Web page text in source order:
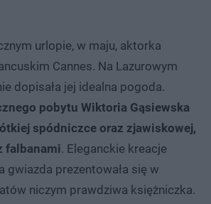
urlopie, w maju, aktorka
Cannes. Na Lazurowym
dopisała jej idealna pogoda.
pobytu Wiktoria Gąsiewska
spódniczce oraz zjawiskowej,
falbanami. Eleganckie kreacje
gwiazda prezentowała się w
niczym prawdziwa księżniczka.